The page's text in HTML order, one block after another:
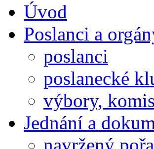
Úvod
Poslanci a
poslanci
poslanecké
výbory,
Jednání a
navržený